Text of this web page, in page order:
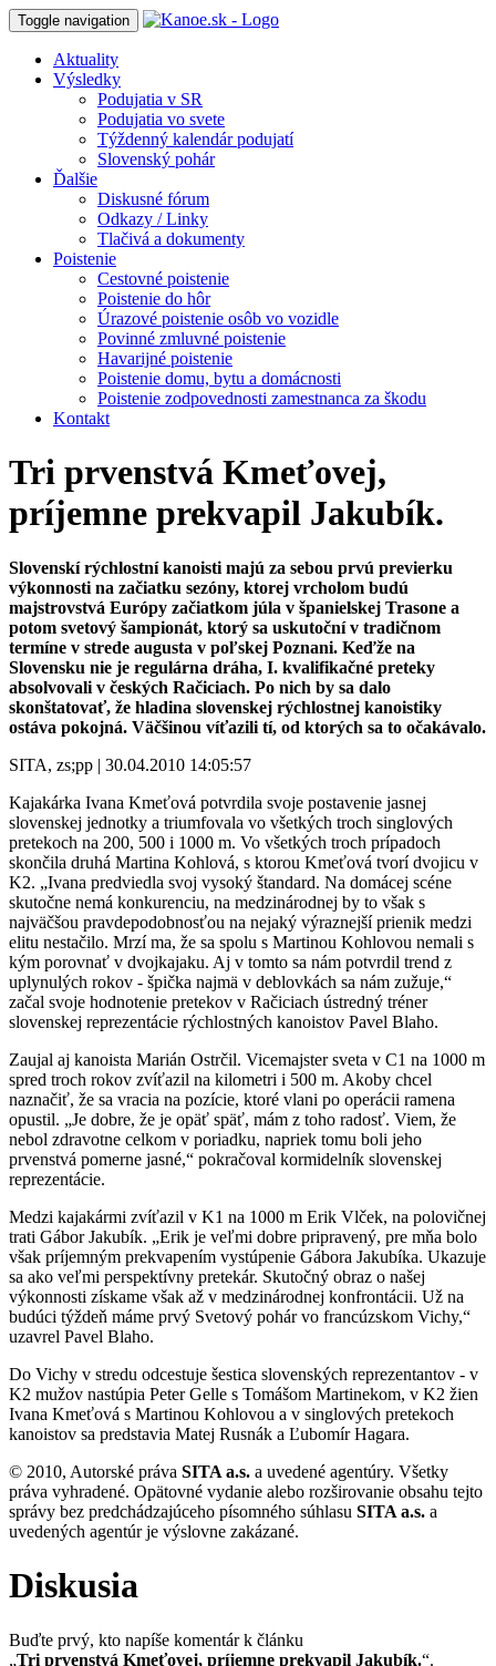
Toggle navigation
Aktuality
Výsledky
Podujatia v SR
Podujatia vo svete
Týždenný kalendár podujatí
Slovenský pohár
Ďalšie
Diskusné fórum
Odkazy / Linky
Tlačivá a dokumenty
Poistenie
Cestovné poistenie
Poistenie do hôr
Úrazové poistenie osôb vo vozidle
Povinné zmluvné poistenie
Havarijné poistenie
Poistenie domu, bytu a domácnosti
Poistenie zodpovednosti zamestnanca za škodu
Kontakt
Tri prvenstvá Kmeťovej,
príjemne prekvapil Jakubík.
Slovenskí rýchlostní kanoisti majú za sebou prvú previerku
výkonnosti na začiatku sezóny, ktorej vrcholom budú
majstrovstvá Európy začiatkom júla v španielskej Trasone a
potom svetový šampionát, ktorý sa uskutoční v tradičnom
termíne v strede augusta v poľskej Poznani. Keďže na
Slovensku nie je regulárna dráha, I. kvalifikačné preteky
absolvovali v českých Račiciach. Po nich by sa dalo
skonštatovať, že hladina slovenskej rýchlostnej kanoistiky
ostáva pokojná. Väčšinou víťazili tí, od ktorých sa to očakávalo.
SITA, zs;pp | 30.04.2010 14:05:57
Kajakárka Ivana Kmeťová potvrdila svoje postavenie jasnej
slovenskej jednotky a triumfovala vo všetkých troch singlových
pretekoch na 200, 500 i 1000 m. Vo všetkých troch prípadoch
skončila druhá Martina Kohlová, s ktorou Kmeťová tvorí dvojicu v
K2. „Ivana predviedla svoj vysoký štandard. Na domácej scéne
skutočne nemá konkurenciu, na medzinárodnej by to však s
najväčšou pravdepodobnosťou na nejaký výraznejší prienik medzi
elitu nestačilo. Mrzí ma, že sa spolu s Martinou Kohlovou nemali s
kým porovnať v dvojkajaku. Aj v tomto sa nám potvrdil trend z
uplynulých rokov - špička najmä v deblovkách sa nám zužuje,“
začal svoje hodnotenie pretekov v Račiciach ústredný tréner
slovenskej reprezentácie rýchlostných kanoistov Pavel Blaho.
Zaujal aj kanoista Marián Ostrčil. Vicemajster sveta v C1 na 1000 m
spred troch rokov zvíťazil na kilometri i 500 m. Akoby chcel
naznačiť, že sa vracia na pozície, ktoré vlani po operácii ramena
opustil. „Je dobre, že je opäť späť, mám z toho radosť. Viem, že
nebol zdravotne celkom v poriadku, napriek tomu boli jeho
prvenstvá pomerne jasné,“ pokračoval kormidelník slovenskej
reprezentácie.
Medzi kajakármi zvíťazil v K1 na 1000 m Erik Vlček, na polovičnej
trati Gábor Jakubík. „Erik je veľmi dobre pripravený, pre mňa bolo
však príjemným prekvapením vystúpenie Gábora Jakubíka. Ukazuje
sa ako veľmi perspektívny pretekár. Skutočný obraz o našej
výkonnosti získame však až v medzinárodnej konfrontácii. Už na
budúci týždeň máme prvý Svetový pohár vo francúzskom Vichy,“
uzavrel Pavel Blaho.
Do Vichy v stredu odcestuje šestica slovenských reprezentantov - v
K2 mužov nastúpia Peter Gelle s Tomášom Martinekom, v K2 žien
Ivana Kmeťová s Martinou Kohlovou a v singlových pretekoch
kanoistov sa predstavia Matej Rusnák a Ľubomír Hagara.
© 2010, Autorské práva SITA a.s. a uvedené agentúry. Všetky
práva vyhradené. Opätovné vydanie alebo rozširovanie obsahu tejto
správy bez predchádzajúceho písomného súhlasu SITA a.s. a
uvedených agentúr je výslovne zakázané.
Diskusia
Buďte prvý, kto napíše komentár k článku
„Tri prvenstvá Kmeťovej, príjemne prekvapil Jakubík.“.